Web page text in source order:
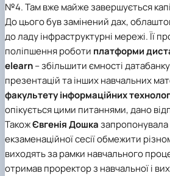
№4. Там вже майже завершується
До цього був замінений дах,
до ладу інфраструктурні мережі. Її
поліпшення роботи платформи
elearn– збільшити ємності
презентацій та інших навчальних
факультету інформаційних
опікується цими питаннями, дано
ТакожЄвгенія Дошказапропонувала
екзаменаційної сесії обмежити
виходять за рамки навчального
отримав проректор з навчальної і